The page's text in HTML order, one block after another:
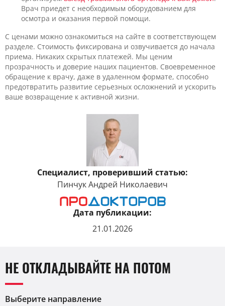
Врач приедет с необходимым оборудованием для
осмотра и оказания первой помощи.
С ценами можно ознакомиться на сайте в соответствующем
разделе. Стоимость фиксирована и озвучивается до начала
приема. Никаких скрытых платежей. Мы ценим
прозрачность и доверие наших пациентов. Своевременное
обращение к врачу, даже в удаленном формате, способно
предотвратить развитие серьезных осложнений и ускорить
ваше возвращение к активной жизни.
Специалист, проверивший статью:
Пинчук Андрей Николаевич
Дата публикации:
21.01.2026
НЕ ОТКЛАДЫВАЙТЕ НА ПОТОМ
Выберите направление